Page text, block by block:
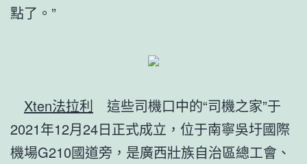
點了。”
Xten法拉利 這些司機口中的“司機之家”于
2021年12月24日正式成立，位于南寧吳圩國際
機場G210國道旁，是廣西壯族自治區總工會、